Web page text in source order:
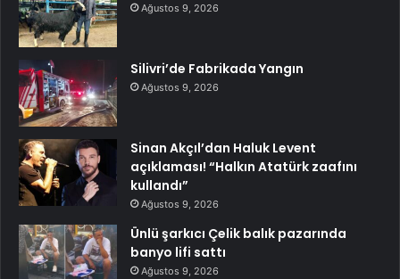
Ağustos 9, 2026
Silivri’de Fabrikada Yangın
Ağustos 9, 2026
Sinan Akçıl’dan Haluk Levent
açıklaması! “Halkın Atatürk zaafını
kullandı”
Ağustos 9, 2026
Ünlü şarkıcı Çelik balık pazarında
banyo lifi sattı
Ağustos 9, 2026